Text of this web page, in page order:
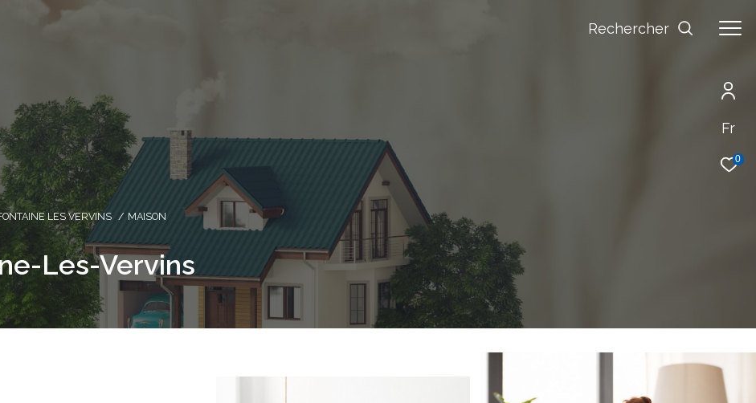
Fr
0
Rechercher
LES VERVINS MAISON
Les-Vervins